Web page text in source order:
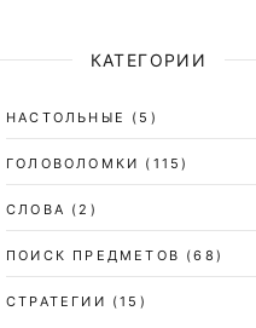
КАТЕГОРИИ
НАСТОЛЬНЫЕ (5)
ГОЛОВОЛОМКИ (115)
СЛОВА (2)
ПОИСК ПРЕДМЕТОВ (68)
СТРАТЕГИИ (15)